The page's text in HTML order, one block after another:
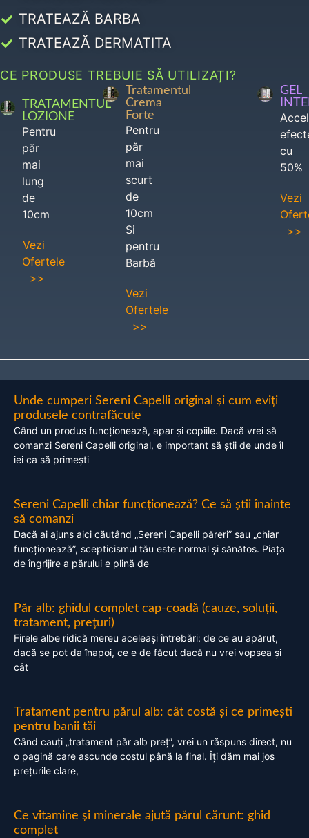
TRATEAZĂ BARBA
TRATEAZĂ DERMATITA
CE PRODUSE TREBUIE SĂ UTILIZAȚI?
TRATAMENTUL
LOZIONE
Pentru
păr
mai
lung
de
10cm
Vezi
Ofertele
>>
Tratamentul
Crema
Forte
Pentru
păr
mai
scurt
de
10cm
Si
pentru
Barbă
Vezi
Ofertele
>>
GEL
cu
50%
Vezi
>>
Unde cumperi Sereni Capelli original și cum eviți
produsele contrafăcute
Când un produs funcționează, apar și copiile. Dacă vrei să
comanzi Sereni Capelli original, e important să știi de unde îl
iei ca să primești
Sereni Capelli chiar funcționează? Ce să știi înainte
să comanzi
Dacă ai ajuns aici căutând „Sereni Capelli păreri” sau „chiar
funcționează”, scepticismul tău este normal și sănătos. Piața
de îngrijire a părului e plină de
Păr alb: ghidul complet cap-coadă (cauze, soluții,
tratament, prețuri)
Firele albe ridică mereu aceleași întrebări: de ce au apărut,
dacă se pot da înapoi, ce e de făcut dacă nu vrei vopsea și
cât
Tratament pentru părul alb: cât costă și ce primești
pentru banii tăi
Când cauți „tratament păr alb preț”, vrei un răspuns direct, nu
o pagină care ascunde costul până la final. Îți dăm mai jos
prețurile clare,
Ce vitamine și minerale ajută părul cărunt: ghid
complet